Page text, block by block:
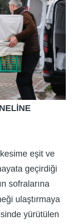
eşit ve
geçirdiği
sofralarına
ulaştırmaya
yürütülen